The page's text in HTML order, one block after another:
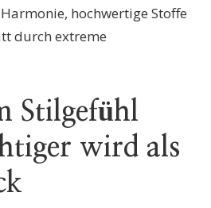
hochwertige Stoffe
durch extreme
Stilgefühl
wird als